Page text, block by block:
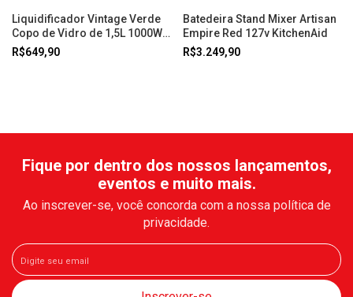
Liquidificador Vintage Verde
Copo de Vidro de 1,5L 1000W
Ariete
R$649,90
Batedeira Stand Mixer Artisan
Empire Red 127v KitchenAid
R$3.249,90
Fique por dentro dos nossos lançamentos,
eventos e muito mais.
Ao inscrever-se, você concorda com a nossa política de
privacidade.